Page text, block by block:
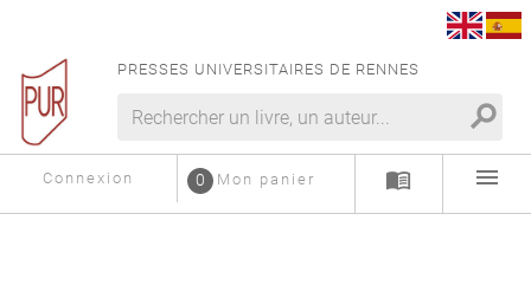
PRESSES UNIVERSITAIRES DE RENNES
search
Connexion Mon panier
0 menu_book menu